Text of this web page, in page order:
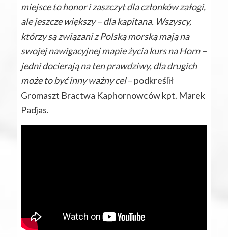
miejsce to honor i zaszczyt dla członków załogi,
ale jeszcze większy – dla kapitana. Wszyscy,
którzy są związani z Polską morską mają na
swojej nawigacyjnej mapie życia kurs na Horn –
jedni docierają na ten prawdziwy, dla drugich
może to być inny ważny cel– podkreślił
Gromaszt Bractwa Kaphornowców kpt. Marek
Padjas.